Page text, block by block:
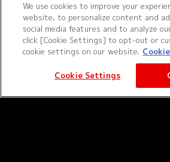
We use cookies to improve your
website, to personalize content and
social media features and to analyze
click [Cookie Settings] to opt-out or
cookie settings on our website.
Cookie Settings